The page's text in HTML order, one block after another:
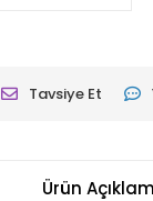
Tavsiye Et
Ürün